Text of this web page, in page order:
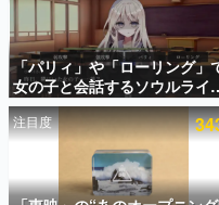
電ファミのいま読まれてい
アプリセール情報
インタビュー
連載・特集一
殿堂入り記事
「パリィ」や「ローリング」
女の子と会話するソウルライ
恋愛ゲーム『小早川さんはソ
ルライク』無料公開。返事に
敗すると「YOU DIED」
注目度